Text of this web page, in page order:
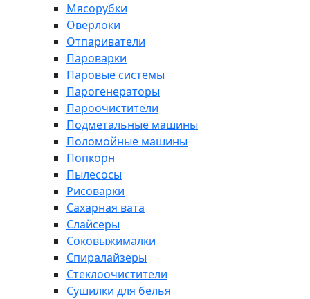
Мясорубки
Оверлоки
Отпариватели
Пароварки
Паровые системы
Парогенераторы
Пароочистители
Подметальные машины
Поломойные машины
Попкорн
Пылесосы
Рисоварки
Сахарная вата
Слайсеры
Соковыжималки
Спиралайзеры
Стеклоочистители
Сушилки для белья